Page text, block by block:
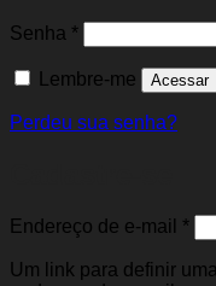
Senha *Obrigatório
Lembre-me Acessar
Perdeu sua senha?
Endereço de e-mail *
Um link para definir